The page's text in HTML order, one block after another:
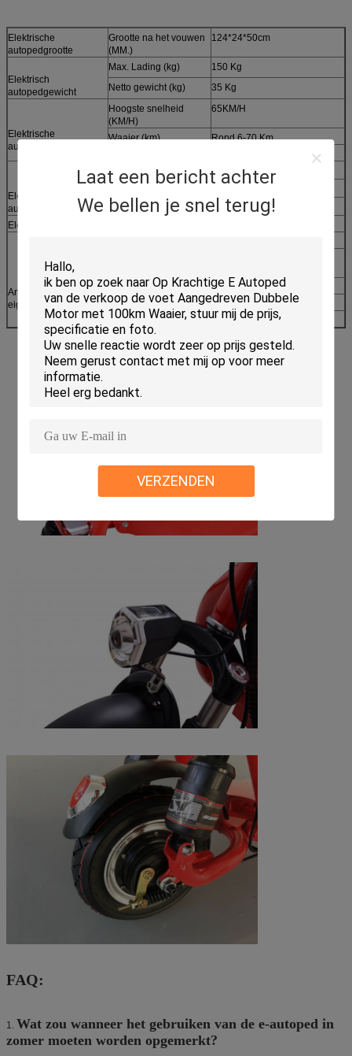
Laat een bericht achter
We bellen je snel terug!
VERZENDEN
Elektrische
autopedgrootte
Grootte na het vouwen
(MM.)
124*24*50cm
Elektrisch
autopedgewicht
Max. Lading (kg)
150 Kg
Netto gewicht (kg)
35 Kg
Elektrische
autopedsnelheid
Hoogste snelheid
(KM/H)
65KM/H
Waaier (km)
Rond 6-70 Km
Elektrische
autopedbatterij
Batterijtype
Lithiumbatterij
Batterijcapaciteit (AH)
20Ah
Elektrische autoped
Andere
eigenschappen
Opschorting
Voor en achteropschorting
Motor
800W Brushless motor *2
Pedaal wijd
21CM
FAQ:
1. Wat zou wanneer het gebruiken van de e-autoped in
zomer moeten worden opgemerkt?